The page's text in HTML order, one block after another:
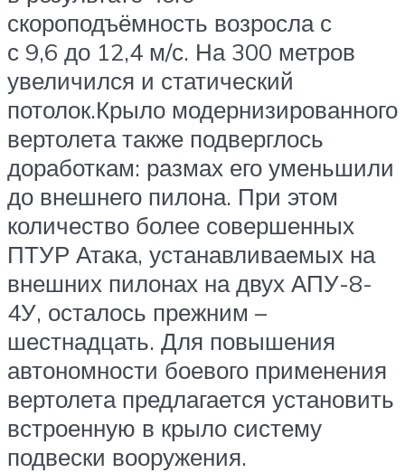
скороподъёмность возросла с
с 9,6 до 12,4 м/с. На 300 метров
увеличился и статический
потолок.Крыло модернизированного
вертолета также подверглось
доработкам: размах его уменьшили
до внешнего пилона. При этом
количество более совершенных
ПТУР Атака, устанавливаемых на
внешних пилонах на двух АПУ-8-
4У, осталось прежним –
шестнадцать. Для повышения
автономности боевого применения
вертолета предлагается установить
встроенную в крыло систему
подвески вооружения.